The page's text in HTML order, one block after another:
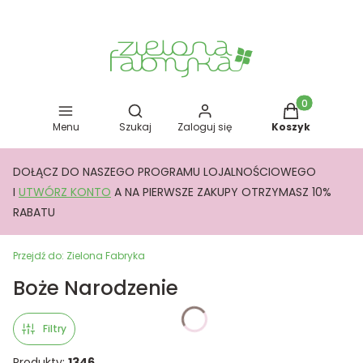
Menu
Otwórz wyszukiwarkę
Szukaj Zaloguj się
Produkty w
Koszyk
DOŁĄCZ DO NASZEGO PROGRAMU LOJALNOŚCIOWEGO
I UTWÓRZ KONTO A NA PIERWSZE ZAKUPY OTRZYMASZ 10%
RABATU
Przejdź do: Zielona Fabryka
Boże Narodzenie
Filtry